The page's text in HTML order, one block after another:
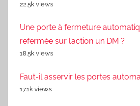
22.5k views
Une porte à fermeture
refermée sur l’action un DM ?
18.5k views
Faut-il asservir les portes
17.1k views